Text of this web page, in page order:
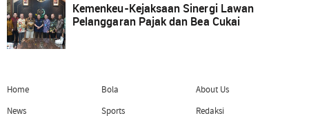
Kemenkeu-Kejaksaan Sinergi Lawan
Pelanggaran Pajak dan Bea Cukai
Home
News
Bola
Sports
About Us
Redaksi